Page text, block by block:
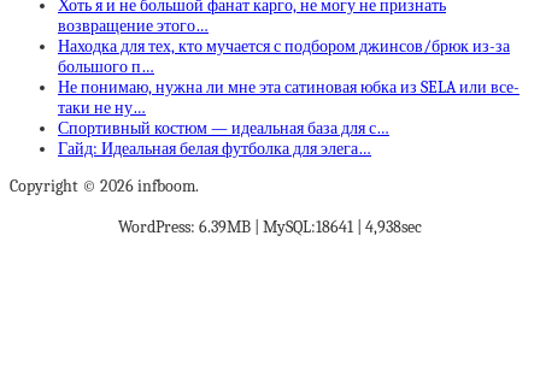
Хоть я и не большой фанат карго, не могу не признать
возвращение этого…
Находка для тех, кто мучается с подбором джинсов/брюк из-за
большого п…
Не понимаю, нужна ли мне эта сатиновая юбка из SELA или все-
таки не ну…
Спортивный костюм — идеальная база для с…
Гайд: Идеальная белая футболка для элега…
Copyright © 2026 infboom.
WordPress: 6.39MB | MySQL:18641 | 4,938sec